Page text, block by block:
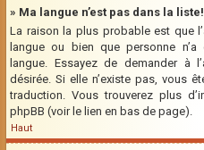
» Ma langue n’est pas dans la liste!
La raison la plus probable est que
langue ou bien que personne
langue. Essayez de demander à
désirée. Si elle n’existe pas, vous
traduction. Vous trouverez plus
phpBB (voir le lien en bas de page).
Haut